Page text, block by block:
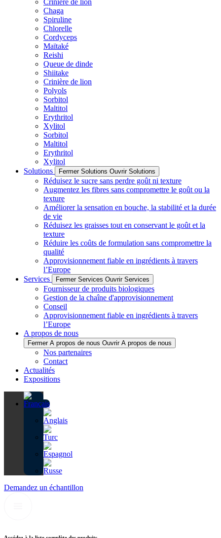
Chaga
Spiruline
Chlorelle
Cordyceps
Maïtaké
Reishi
Queue de dinde
Shiitake
Crinière de lion
Polyols
Sorbitol
Maltitol
Erythritol
Xylitol
Sorbitol
Maltitol
Erythritol
Xylitol
Solutions
Fermer Solutions Ouvrir Solutions
Réduisez le sucre sans perdre goût ni texture
Augmentez les fibres sans compromettre le goût ou la
texture
Améliorer la sensation en bouche, la stabilité et la durée
de vie
Réduisez les graisses tout en conservant le goût et la
texture
Réduire les coûts de formulation sans compromettre la
qualité
Approvisionnement fiable en ingrédients à travers
l’Europe
Services
Fermer Services Ouvrir Services
Fournisseur de produits biologiques
Gestion de la chaîne d'approvisionnement
Conseil
Approvisionnement fiable en ingrédients à travers
l’Europe
A propos de nous
Fermer A propos de nous Ouvrir A propos de nous
Nos partenaires
Contact
Actualités
Expositions
Demandez un échantillon